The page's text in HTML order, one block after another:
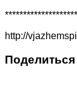
http://